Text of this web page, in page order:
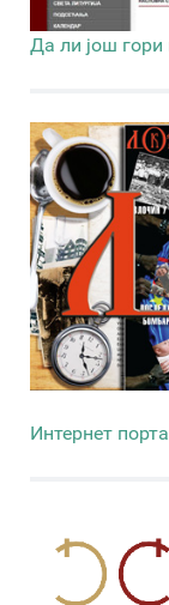
Да ли још гори
Интернет